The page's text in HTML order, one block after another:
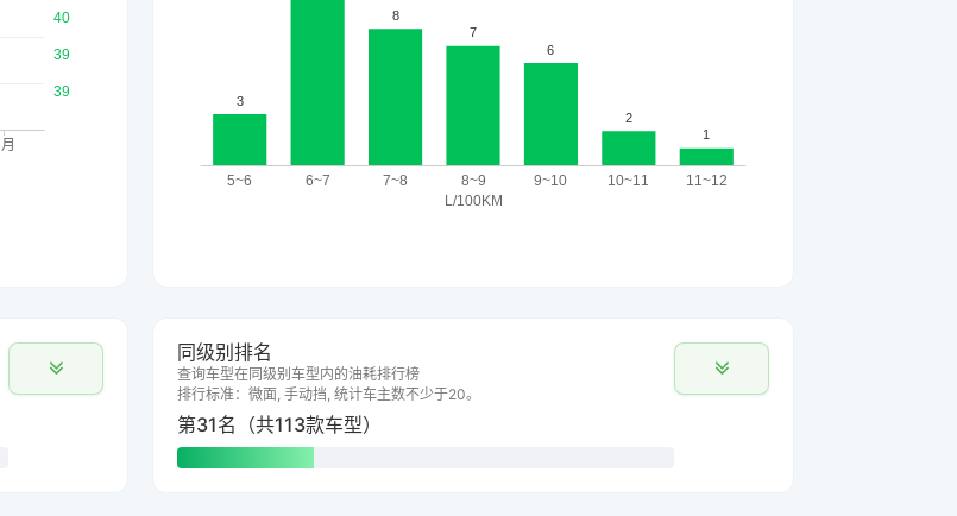
同级别排名
查询车型在同级别车型内的油耗排行榜
排行标准：微面, 手动挡, 统计车主数不少于20。
第31名（共113款车型）